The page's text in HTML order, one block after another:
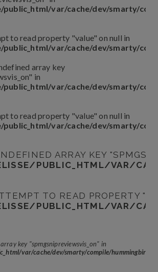
public_html/var/cache/dev/smarty/
to read property "value" on null in
public_html/var/cache/dev/smarty/
array key
in
public_html/var/cache/dev/smarty/
to read property "value" on null in
public_html/var/cache/dev/smarty/
ARRAY KEY
PUBLIC_HTML/VAR/
TO READ PROPERTY
PUBLIC_HTML/VAR/
key "spmgsnipreviewsvis_on" in
var/cache/dev/smarty/compile/